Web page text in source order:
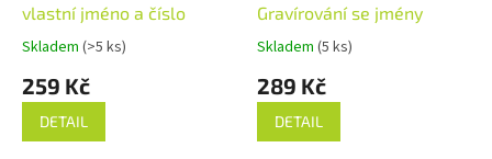
vlastní jméno a číslo
Průměrné
produktu
Skladem (>5 ks)
259 Kč
DETAIL
Gravírování se jmény
Průměrné
produktu
Skladem (5 ks)
289 Kč
DETAIL